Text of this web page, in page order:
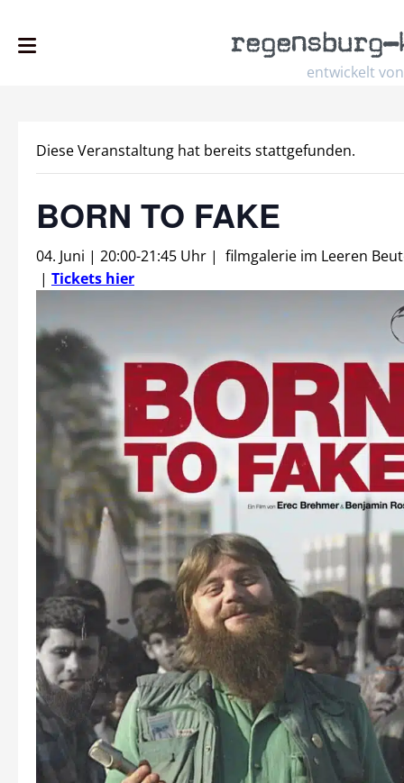
entwickelt von
regensburg–
Diese Veranstaltung hat bereits stattgefunden.
BORN TO FAKE
04. Juni | 20:00-21:45 Uhr | filmgalerie im Leeren
| Tickets hier